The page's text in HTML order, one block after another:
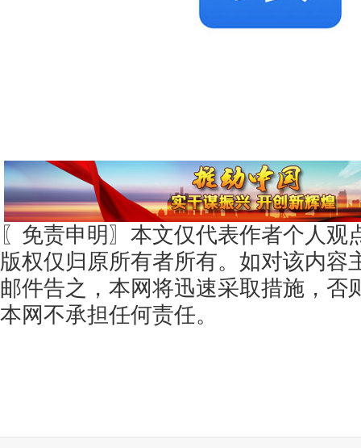
〖免责申明〗本文仅代表作者个人观
版权仅归原所有者所有。如对该内容
邮件告之，本网将迅速采取措施，否
本网不承担任何责任。